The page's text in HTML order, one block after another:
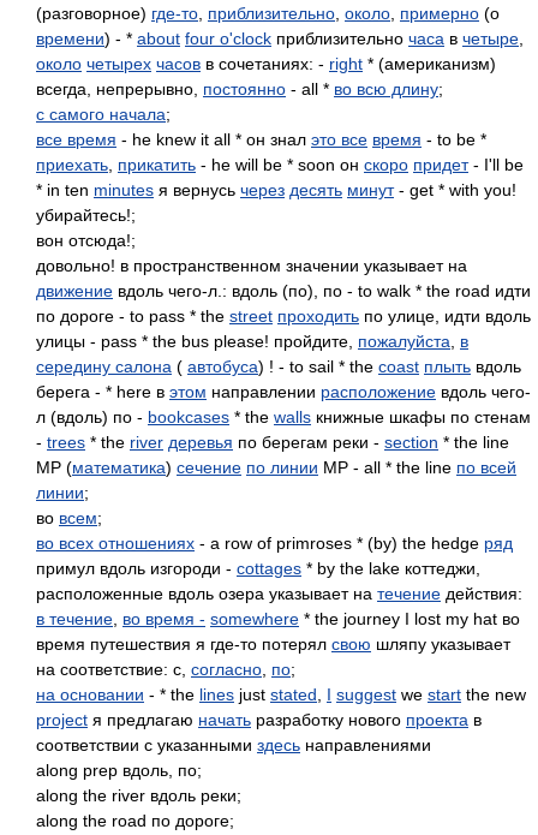
(разговорное) где-то приблизительно около примерно (о
времени) - * about four o'clock приблизительно часа в четыре
около четырех часов в сочетаниях: - right * (американизм)
всегда, непрерывно, постоянно - all * во всю длину;
с самого начала;
все время - he knew it all * он знал это все время - to be *
приехать прикатить - he will be * soon он скоро придет- I'll be
* in ten minutes я вернусь через десять минут- get * with you!
убирайтесь!;
вон отсюда!;
довольно! в пространственном значении указывает на
движение вдоль чего-л.: вдоль (по), по - to walk * the road идти
по дороге - to pass * the street проходить по улице, идти вдоль
улицы - pass * the bus please! пройдите, пожалуйста
в
середину салона ( автобуса) ! - to sail * the coast плыть вдоль
берега - * here в этом направлении расположение вдоль чего-
л (вдоль) по - bookcases * the walls книжные шкафы по стенам
- trees * the river деревья по берегам реки - section * the line
MP (математика) сечение по линии МР - all * the line по всей
линии;
во всем;
во всех отношениях - a row of primroses * (by) the hedge ряд
примул вдоль изгороди - cottages * by the lake коттеджи,
расположенные вдоль озера указывает на течение действия:
в течение во время - somewhere * the journey I lost my hat во
время путешествия я где-то потерял свою шляпу указывает
на соответствие: с, согласно по;
на основании - * the lines just stated I suggest we start the new
project я предлагаю начать разработку нового проекта в
соответствии с указанными здесь направлениями
along prep вдоль, по;
along the river вдоль реки;
along the road по дороге;